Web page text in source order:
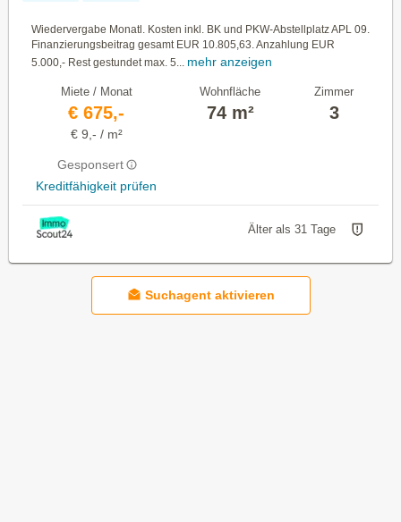
Wiedervergabe Monatl. Kosten inkl. BK und PKW-Abstellplatz APL 09.
Finanzierungsbeitrag gesamt EUR 10.805,63. Anzahlung EUR
5.000,- Rest gestundet max. 5...
mehr anzeigen
Miete / Monat
€ 675,-
€ 9,- / m²
Gesponsert
Kreditfähigkeit prüfen
Wohnfläche
74 m²
Zimmer
3
Älter als 31 Tage
Suchagent aktivieren